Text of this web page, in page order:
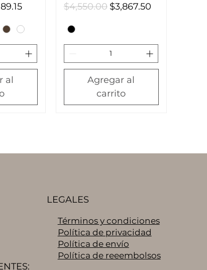
de oferta
al
Precio
$4,550.00 Precio de oferta
$3,867.50
Agregar al
carrito
LEGALES
Términos y condiciones
Política de privacidad
Política de envío
Política de reeembolsos